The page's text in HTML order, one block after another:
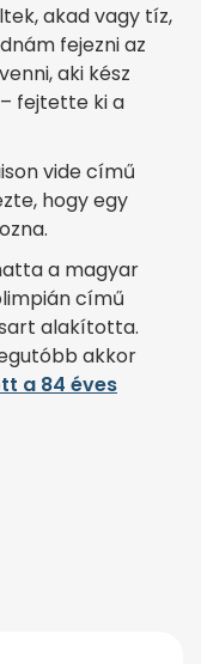
akad vagy tíz,
fejezni az
aki kész
fejtette ki a
vide című
hogy egy
a magyar
című
alakította.
akkor
a 84 éves